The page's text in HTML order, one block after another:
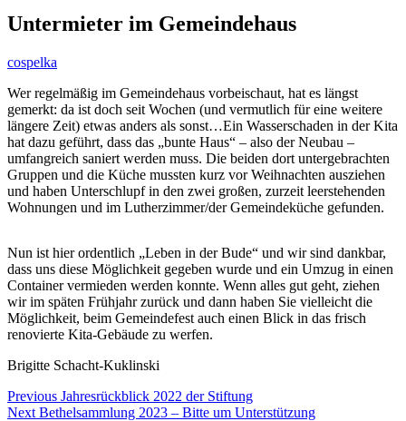
Untermieter im Gemeindehaus
cospelka
Wer regelmäßig im Gemeindehaus vorbeischaut, hat es längst
gemerkt: da ist doch seit Wochen (und vermutlich für eine weitere
längere Zeit) etwas anders als sonst…Ein Wasserschaden in der Kita
hat dazu geführt, dass das „bunte Haus“ – also der Neubau –
umfangreich saniert werden muss. Die beiden dort untergebrachten
Gruppen und die Küche mussten kurz vor Weihnachten ausziehen
und haben Unterschlupf in den zwei großen, zurzeit leerstehenden
Wohnungen und im Lutherzimmer/der Gemeindeküche gefunden.
Nun ist hier ordentlich „Leben in der Bude“ und wir sind dankbar,
dass uns diese Möglichkeit gegeben wurde und ein Umzug in einen
Container vermieden werden konnte. Wenn alles gut geht, ziehen
wir im späten Frühjahr zurück und dann haben Sie vielleicht die
Möglichkeit, beim Gemeindefest auch einen Blick in das frisch
renovierte Kita-Gebäude zu werfen.
Brigitte Schacht-Kuklinski
Beitragsnavigation
Previous Previous
post:
Jahresrückblick 2022 der Stiftung
Next Next
Bethelsammlung 2023 – Bitte um Unterstützung